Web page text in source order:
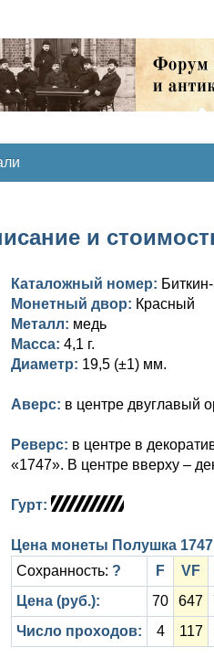
и
Каталожный номер:
Монетный двор: Красный
Металл: медь
Масса: 4,1 г.
Диаметр: 19,5 (±1) мм.
Аверс: в центре двуглавый
Реверс: в центре в
«1747». В центре вверху –
Гурт:
Цена монеты Полушка 1747
Сохранность: ? F VF
Цена (руб.):
70 647
Число проходов:
4 117